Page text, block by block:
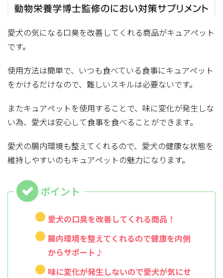
愛犬の気になる口臭を改善してくれる商品がキュアペット
です。
使用方法は簡単で、いつも食べている食事にキュアペット
をかけるだけなので、難しいスキルは必要ないです。
またキュアペットを使用することで、味に変化が発生しな
い為、愛犬は安心して食事を食べることができます。
愛犬の腸内環境も整えてくれるので、愛犬の健康な状態を
維持しやすいのもキュアペットの魅力になります。
愛犬の口臭を改善してくれる商品！
腸内環境を整えてくれるので健康を内側
からサポート♪
味に変化が発生しないので愛犬が気にせ